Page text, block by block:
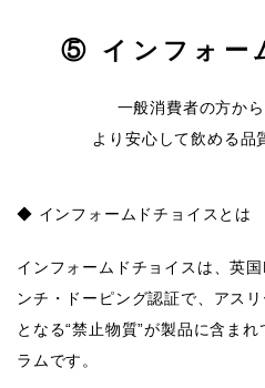
⑤ インフォー
一般消費者の方か
より安心して飲める品
◆ インフォームドチョイスとは
インフォームドチョイスは、英
ンチ・ドーピング認証で、アス
となる“禁止物質”が製品に含ま
ラムです。